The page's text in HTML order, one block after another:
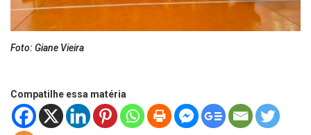
Foto: Giane Vieira
Compatilhe essa matéria